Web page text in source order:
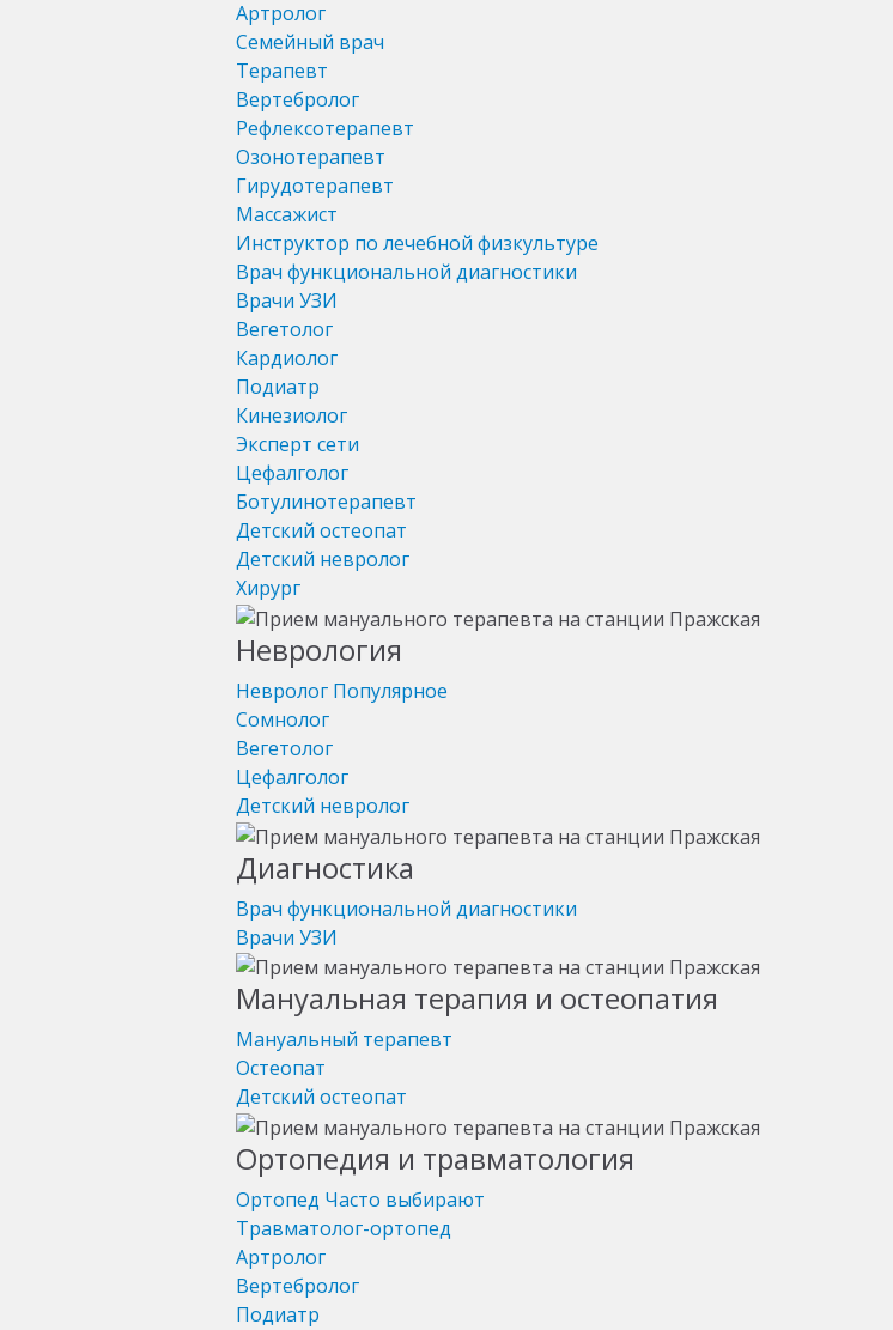
Артролог
Семейный врач
Терапевт
Вертебролог
Рефлексотерапевт
Озонотерапевт
Гирудотерапевт
Массажист
Инструктор по лечебной физкультуре
Врач функциональной диагностики
Врачи УЗИ
Вегетолог
Кардиолог
Подиатр
Кинезиолог
Эксперт сети
Цефалголог
Ботулинотерапевт
Детский остеопат
Детский невролог
Хирург
Неврология
Невролог Популярное
Сомнолог
Вегетолог
Цефалголог
Детский невролог
Диагностика
Врач функциональной диагностики
Врачи УЗИ
Мануальная терапия и остеопатия
Мануальный терапевт
Остеопат
Детский остеопат
Ортопедия и травматология
Ортопед Часто выбирают
Травматолог-ортопед
Артролог
Вертебролог
Подиатр